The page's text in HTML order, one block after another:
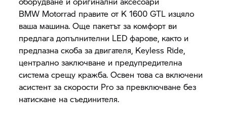
BMW Motorrad правите от K 1600 GTL изцяло
ваша машина. Още пакетът за комфорт ви
предлага допълнителни LED фарове, както и
предпазна скоба за двигателя, Keyless Ride,
централно заключване и предупредителна
система срещу кражба. Освен това са включени
асистент за скорости Pro за превключване без
натискане на съединителя.